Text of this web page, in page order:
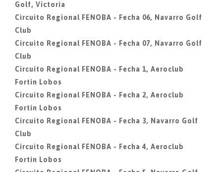
Golf, Victoria
Circuito Regional FENOBA - Fecha 06, Navarro Golf
Club
Circuito Regional FENOBA - Fecha 07, Navarro Golf
Club
Circuito Regional FENOBA - Fecha 1, Aeroclub
Fortin Lobos
Circuito Regional FENOBA - Fecha 2, Aeroclub
Fortin Lobos
Circuito Regional FENOBA - Fecha 3, Navarro Golf
Club
Circuito Regional FENOBA - Fecha 4, Aeroclub
Fortin Lobos